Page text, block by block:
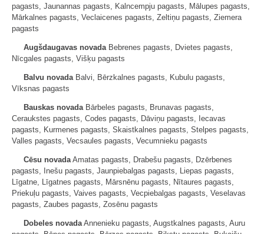
pagasts, Jaunannas pagasts, Kalncempju pagasts, Mālupes pagasts,
Mārkalnes pagasts, Veclaicenes pagasts, Zeltiņu pagasts, Ziemera
pagasts
Augšdaugavas novada Bebrenes pagasts, Dvietes pagasts,
Nīcgales pagasts, Višķu pagasts
Balvu novada Balvi, Bērzkalnes pagasts, Kubulu pagasts,
Vīksnas pagasts
Bauskas novada Bārbeles pagasts, Brunavas pagasts,
Ceraukstes pagasts, Codes pagasts, Dāviņu pagasts, Iecavas
pagasts, Kurmenes pagasts, Skaistkalnes pagasts, Stelpes pagasts,
Valles pagasts, Vecsaules pagasts, Vecumnieku pagasts
Cēsu novada Amatas pagasts, Drabešu pagasts, Dzērbenes
pagasts, Inešu pagasts, Jaunpiebalgas pagasts, Liepas pagasts,
Līgatne, Līgatnes pagasts, Mārsnēnu pagasts, Nītaures pagasts,
Priekuļu pagasts, Vaives pagasts, Vecpiebalgas pagasts, Veselavas
pagasts, Zaubes pagasts, Zosēnu pagasts
Dobeles novada Annenieku pagasts, Augstkalnes pagasts, Auru